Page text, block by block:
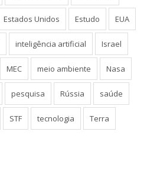
Estados Unidos Estudo EUA
inteligência artificial Israel
MEC meio ambiente Nasa
pesquisa Rússia saúde
STF tecnologia Terra